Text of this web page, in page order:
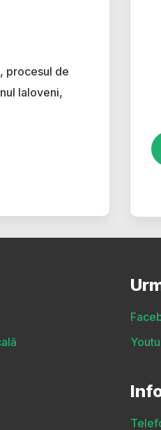
procesul de
Ialoveni,